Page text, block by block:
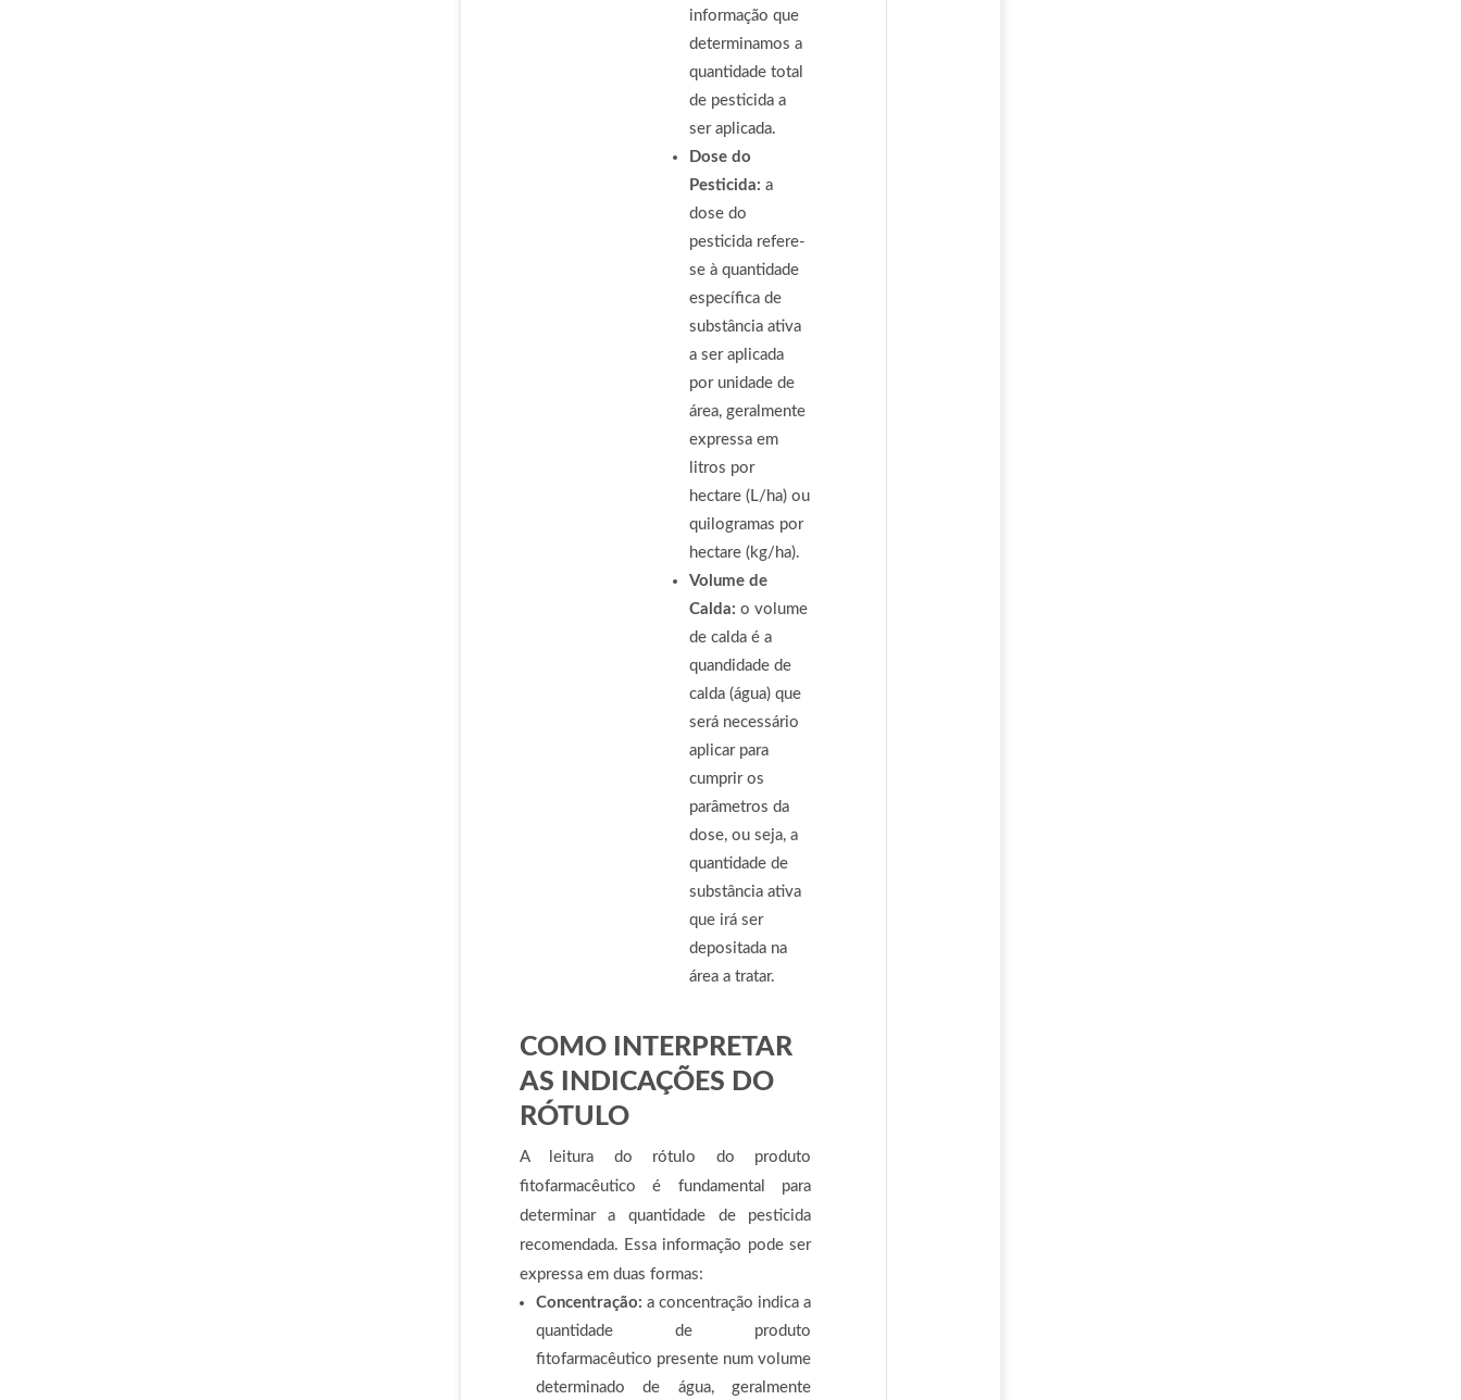
informação que
determinamos a
quantidade total
de pesticida a
ser aplicada.
Dose do
Pesticida: a
dose do
pesticida refere-
se à quantidade
específica de
substância ativa
a ser aplicada
por unidade de
área, geralmente
expressa em
litros por
hectare (L/ha) ou
quilogramas por
hectare (kg/ha).
Volume de
Calda: o volume
de calda é a
quandidade de
calda (água) que
será necessário
aplicar para
cumprir os
parâmetros da
dose, ou seja, a
quantidade de
substância ativa
que irá ser
depositada na
área a tratar.
COMO INTERPRETAR
AS INDICAÇÕES DO
RÓTULO
A leitura do rótulo do produto
fitofarmacêutico é fundamental para
determinar a quantidade de pesticida
recomendada. Essa informação pode ser
expressa em duas formas:
Concentração: a concentração indica a
quantidade de produto
fitofarmacêutico presente num volume
determinado de água, geralmente